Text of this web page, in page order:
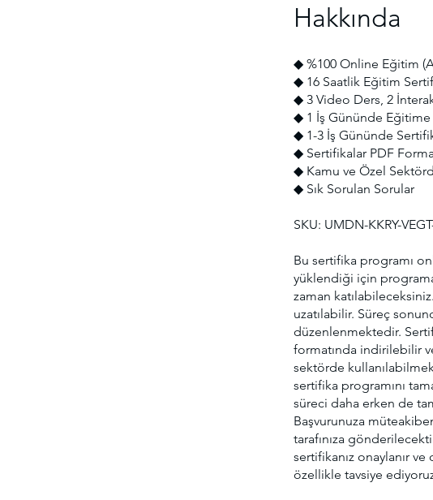
Hakkında
◆ %100 Online Eğitim
◆ 16 Saatlik Eğitim
◆ 3 Video Ders, 2
◆ 1 İş Gününde Eğitime
◆ 1-3 İş Gününde
◆ Sertifikalar PDF
◆ Kamu ve Özel
◆ Sık Sorulan Sorular
SKU: UMDN-KKRY-
Bu sertifika programı
yüklendiği için
zaman
uzatılabilir. Süreç
düzenlenmektedir.
formatında indirilebilir
sektörde
sertifika programını
süreci daha erken de
Başvurunuza
tarafınıza
sertifikanız onaylanır ve
özellikle tavsiye ediyoruz.